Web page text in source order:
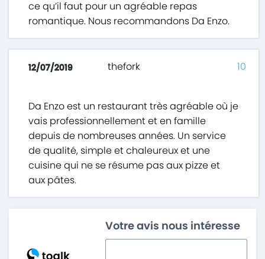
ce qu’il faut pour un agréable repas
romantique. Nous recommandons Da Enzo.
12/07/2019 thefork
Da Enzo est un restaurant très agréable où je
vais professionnellement et en famille
depuis de nombreuses années. Un service
de qualité, simple et chaleureux et une
cuisine qui ne se résume pas aux pizze et
aux pâtes.
10
Votre avis nous intéresse